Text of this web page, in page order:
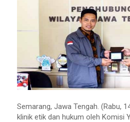
Semarang, Jawa Tengah. (Rabu,
klinik etik dan hukum oleh Komisi